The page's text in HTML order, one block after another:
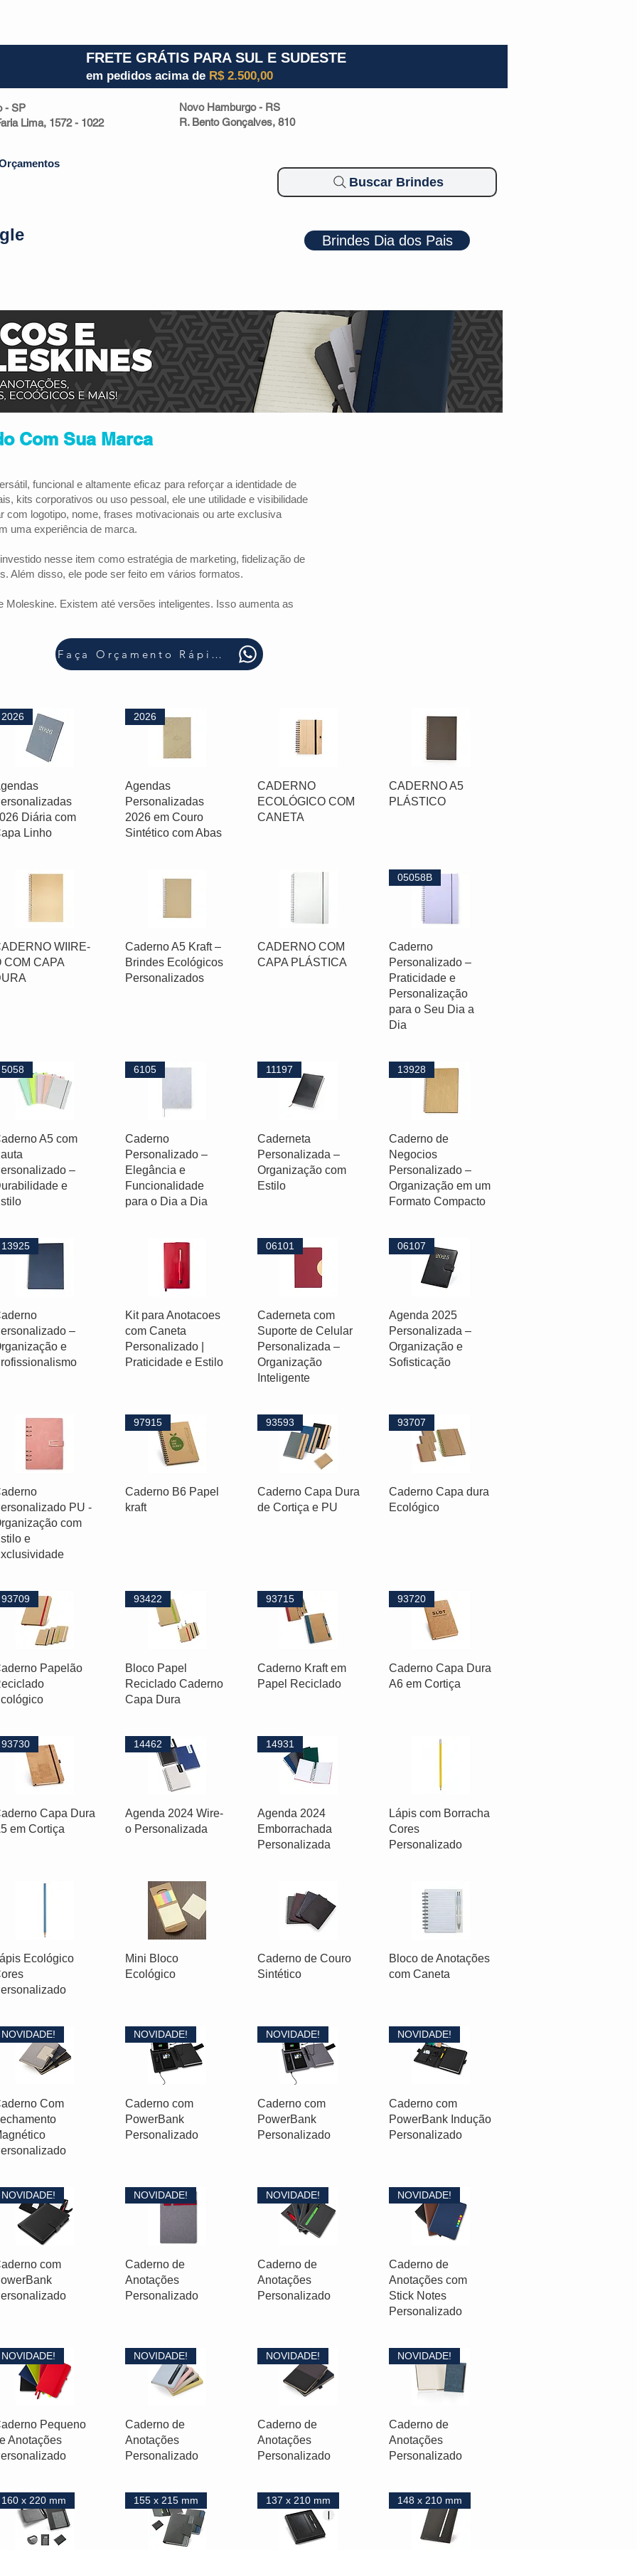
FRETE GRÁTIS PARA SUL E SUDESTE
em pedidos acima de R$ 2.500,00
- SP
Lima, 1572 - 1022
Novo Hamburgo - RS
R. Bento Gonçalves, 810
Buscar Brindes
Brindes Dia dos Pais
Com Sua Marca
funcional e altamente eficaz para reforçar a identidade de
kits corporativos ou uso pessoal, ele une utilidade e visibilidade
com logotipo, nome, frases motivacionais ou arte exclusiva
uma experiência de marca.
nesse item como estratégia de marketing, fidelização de
Além disso, ele pode ser feito em vários formatos.
Moleskine. Existem até versões inteligentes. Isso aumenta as
Faça Orçamento Rápido
2026
Diária com
Linho
2026
Agendas
Personalizadas
2026 em Couro
Sintético com Abas
CADERNO
ECOLÓGICO COM
CANETA
CADERNO A5
PLÁSTICO
WIIRE-
COM CAPA
Caderno A5 Kraft –
Brindes Ecológicos
Personalizados
CADERNO COM
CAPA PLÁSTICA
05058B
Caderno
Personalizado –
Praticidade e
Personalização
para o Seu Dia a
Dia
5058
A5 com
–
e
6105
Caderno
Personalizado –
Elegância e
Funcionalidade
para o Dia a Dia
11197
Caderneta
Personalizada –
Organização com
Estilo
13928
Caderno de
Negocios
Personalizado –
Organização em um
Formato Compacto
13925
–
e
Kit para Anotacoes
com Caneta
Personalizado |
Praticidade e Estilo
06101
Caderneta com
Suporte de Celular
Personalizada –
Organização
Inteligente
06107
Agenda 2025
Personalizada –
Organização e
Sofisticação
PU -
com
e
97915
Caderno B6 Papel
kraft
93593
Caderno Capa Dura
de Cortiça e PU
93707
Caderno Capa dura
Ecológico
93709
Papelão
93422
Bloco Papel
Reciclado Caderno
Capa Dura
93715
Caderno Kraft em
Papel Reciclado
93720
Caderno Capa Dura
A6 em Cortiça
93730
Capa Dura
em Cortiça
14462
Agenda 2024 Wire-
o Personalizada
14931
Agenda 2024
Emborrachada
Personalizada
Lápis com Borracha
Cores
Personalizado
Ecológico
Mini Bloco
Ecológico
Caderno de Couro
Sintético
Bloco de Anotações
com Caneta
NOVIDADE!
Com
NOVIDADE!
Caderno com
PowerBank
Personalizado
NOVIDADE!
Caderno com
PowerBank
Personalizado
NOVIDADE!
Caderno com
PowerBank Indução
Personalizado
NOVIDADE!
com
NOVIDADE!
Caderno de
Anotações
Personalizado
NOVIDADE!
Caderno de
Anotações
Personalizado
NOVIDADE!
Caderno de
Anotações com
Stick Notes
Personalizado
NOVIDADE!
Pequeno
Anotações
NOVIDADE!
Caderno de
Anotações
Personalizado
NOVIDADE!
Caderno de
Anotações
Personalizado
NOVIDADE!
Caderno de
Anotações
Personalizado
160 x 220 mm 155 x 215 mm 137 x 210 mm 148 x 210 mm